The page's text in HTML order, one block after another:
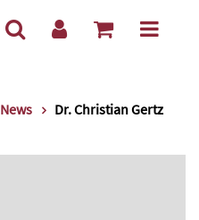
Dr. Christian Gertz